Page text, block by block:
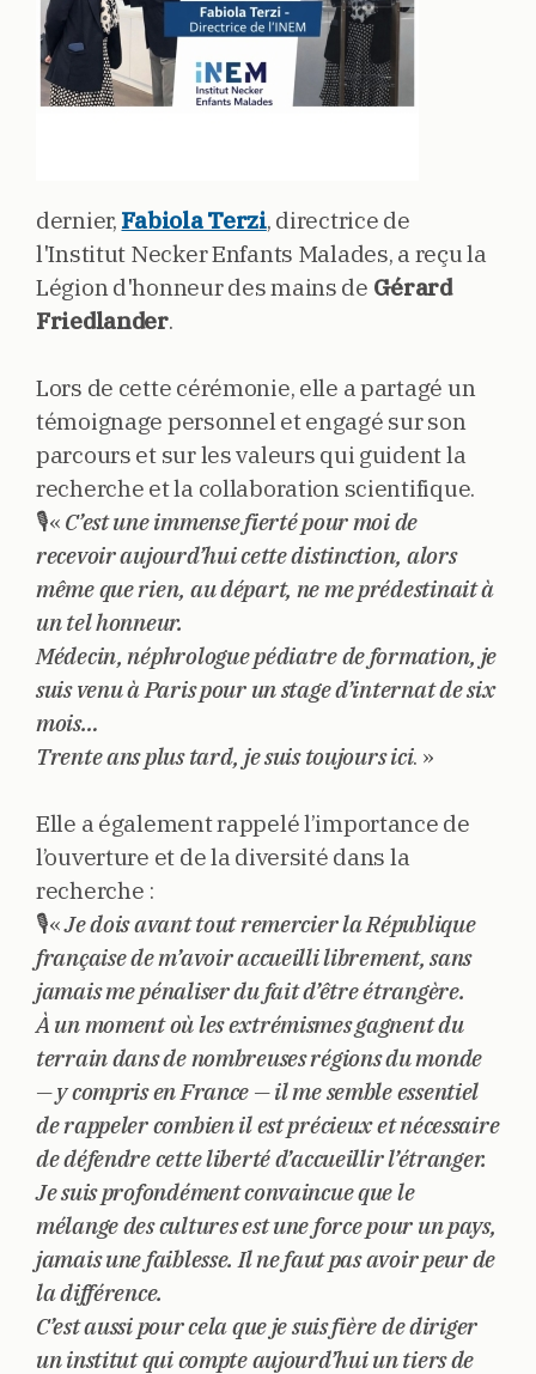
dernier, Fabiola Terzi, directrice de
l'Institut Necker Enfants Malades, a reçu la
Légion d'honneur des mains de Gérard
Friedlander.
Lors de cette cérémonie, elle a partagé un
témoignage personnel et engagé sur son
parcours et sur les valeurs qui guident la
recherche et la collaboration scientifique.
🎙️« C’est une immense fierté pour moi de
recevoir aujourd’hui cette distinction, alors
même que rien, au départ, ne me prédestinait à
un tel honneur.
Médecin, néphrologue pédiatre de formation, je
suis venu à Paris pour un stage d’internat de six
mois…
Trente ans plus tard, je suis toujours ici. »
Elle a également rappelé l’importance de
l’ouverture et de la diversité dans la
recherche :
🎙️«Je dois avant tout remercier la République
française de m’avoir accueilli librement, sans
jamais me pénaliser du fait d’être étrangère.
À un moment où les extrémismes gagnent du
terrain dans de nombreuses régions du monde
— y compris en France — il me semble essentiel
de rappeler combien il est précieux et nécessaire
de défendre cette liberté d’accueillir l’étranger.
Je suis profondément convaincue que le
mélange des cultures est une force pour un pays,
jamais une faiblesse. Il ne faut pas avoir peur de
la différence.
C’est aussi pour cela que je suis fière de diriger
un institut qui compte aujourd’hui un tiers de